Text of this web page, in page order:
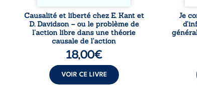
Causalité et liberté chez E. Kant et
D. Davidson – ou le problème de
l’action libre dans une théorie
causale de l’action
18,00€
VOIR CE LIVRE
Je